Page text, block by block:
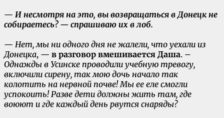
— И несмотря на это, вы возвращаться в Донецк не
собираетесь? — спрашиваю их в лоб.
— Нет, мы ни одного дня не жалели, что уехали из
Донецка, — в разговор вмешивается Даша. –
Однажды в Усинске проводили учебную тревогу,
включили сирену, так мою дочь начало так
колотить на нервной почве! Мы ее еле смогли
успокоить! Разве дети должны жить там, где
воюют и где каждый день рвутся снаряды?